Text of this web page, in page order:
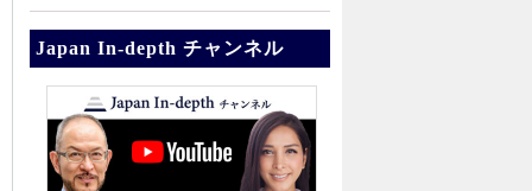
Japan In-depth チャンネル